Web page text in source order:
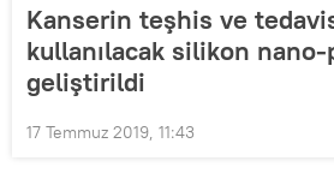
Kanserin teşhis ve
kullanılacak silikon nano-
geliştirildi
17 Temmuz 2019, 11:43